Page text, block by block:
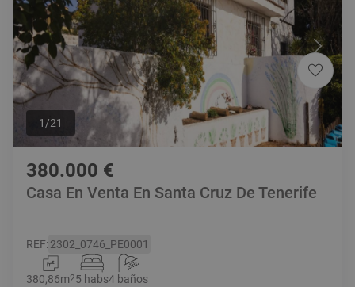
1 /21
380.000 €
Casa En Venta En Santa Cruz De Tenerife
REF:2302_0746_PE0001
380,86m25 habs4 baños